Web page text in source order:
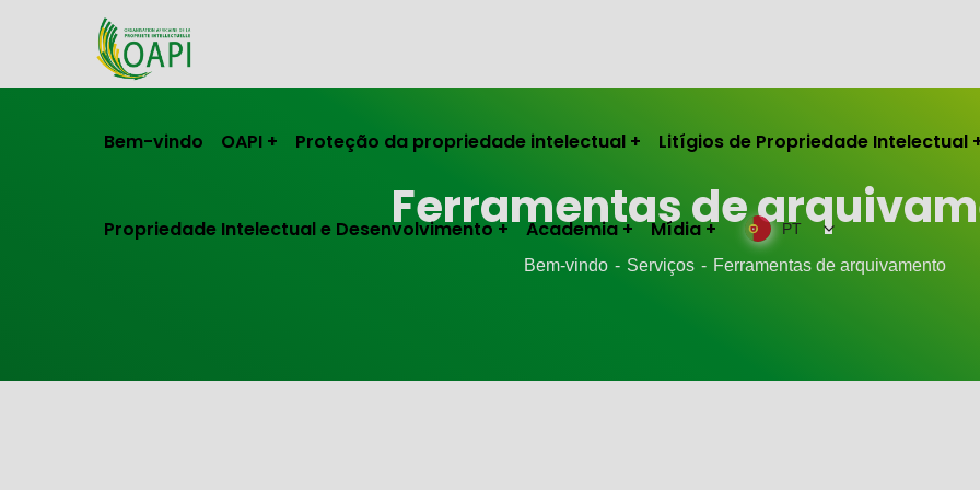
Bem-vindo OAPI Proteção da propriedade intelectual Litígios de Propriedade Intelectual
Propriedade Intelectual e Desenvolvimento Academia Mídia PT
Ferramentas de
Bem-vindo Serviços Ferramentas de arquivamento